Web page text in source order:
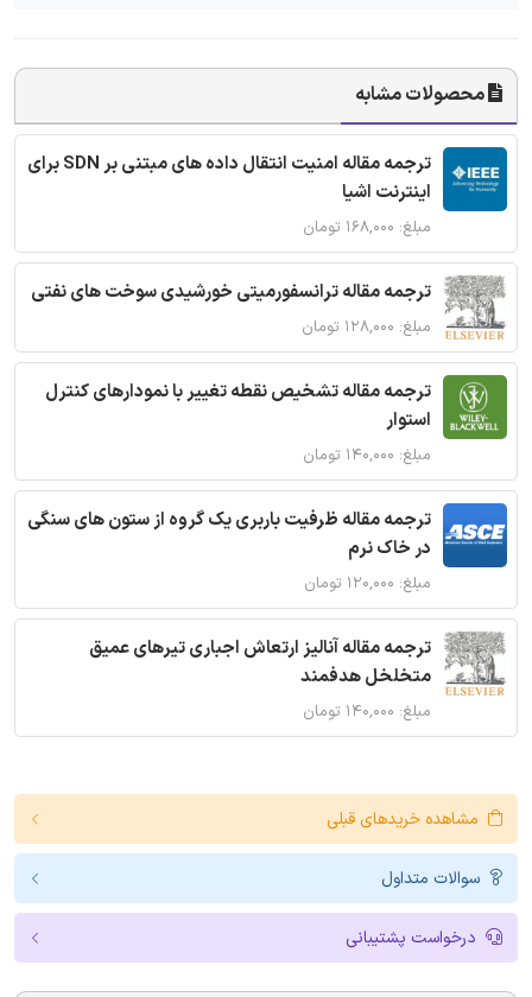
محصولات مشابه
ترجمه مقاله امنیت انتقال داده های مبتنی بر SDN برای
اینترنت اشیا
مبلغ: ۱۶۸,۰۰۰ تومان
ترجمه مقاله ترانسفورمیتی خورشیدی سوخت های نفتی
مبلغ: ۱۲۸,۰۰۰ تومان
ترجمه مقاله تشخیص نقطه تغییر با نمودارهای کنترل
استوار
مبلغ: ۱۴۰,۰۰۰ تومان
ترجمه مقاله ظرفیت باربری یک گروه از ستون های سنگی
در خاک نرم
مبلغ: ۱۲۰,۰۰۰ تومان
ترجمه مقاله آنالیز ارتعاش اجباری تیرهای عمیق
متخلخل هدفمند
مبلغ: ۱۴۰,۰۰۰ تومان
مشاهده خریدهای قبلی
سوالات متداول
درخواست پشتیبانی